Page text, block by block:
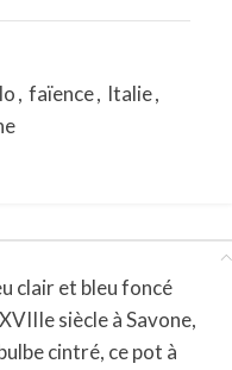
, faïence, Italie,
clair et bleu foncé
siècle à Savone,
cintré, ce pot à